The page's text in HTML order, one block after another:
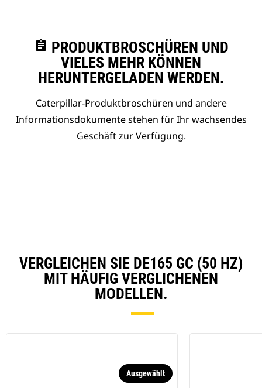
assignment PRODUKTBROSCHÜREN UND
VIELES MEHR KÖNNEN
HERUNTERGELADEN WERDEN.
Caterpillar-Produktbroschüren und andere
Informationsdokumente stehen für Ihr wachsendes
Geschäft zur Verfügung.
VERGLEICHEN SIE DE165 GC (50 HZ)
MIT HÄUFIG VERGLICHENEN
MODELLEN.
Ausgewählt